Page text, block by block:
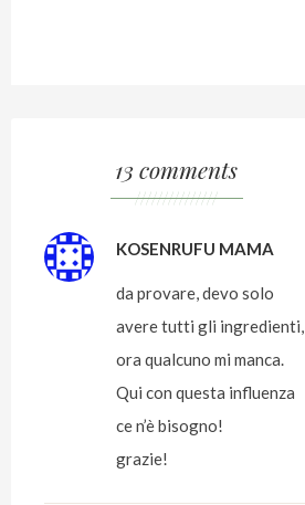
13 comments
///////////////
KOSENRUFU MAMA
da provare, devo solo
avere tutti gli ingredienti,
ora qualcuno mi manca.
Qui con questa influenza
ce n’è bisogno!
grazie!